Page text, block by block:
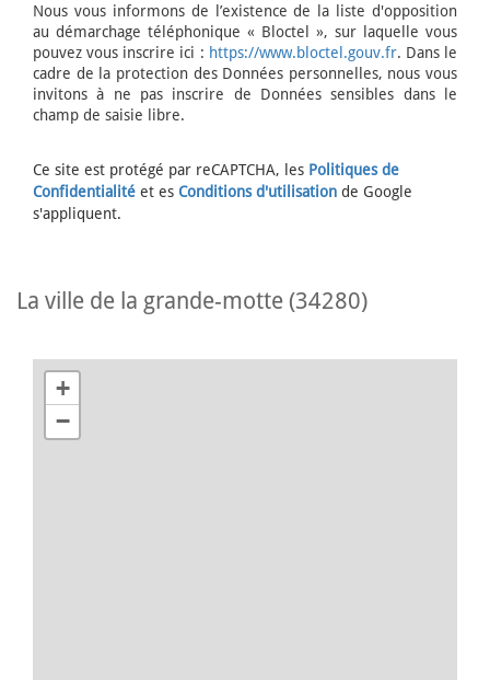
Nous vous informons de l’existence de la liste d'opposition
au démarchage téléphonique « Bloctel », sur laquelle vous
pouvez vous inscrire ici : https://www.bloctel.gouv.fr. Dans le
cadre de la protection des Données personnelles, nous vous
invitons à ne pas inscrire de Données sensibles dans le
champ de saisie libre.
Ce site est protégé par reCAPTCHA, les Politiques de
Confidentialité et es Conditions d'utilisation de Google
s'appliquent.
la ville de la grande-motte (34280)
+
−